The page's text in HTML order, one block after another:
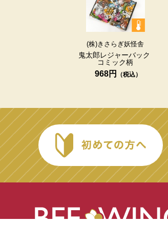
(株)きさらぎ妖怪舎
鬼太郎レジャーバック
コミック柄
968円